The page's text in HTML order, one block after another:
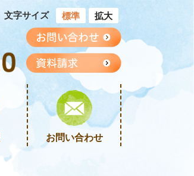
文字サイズ 標準 拡大
お問い合わせ